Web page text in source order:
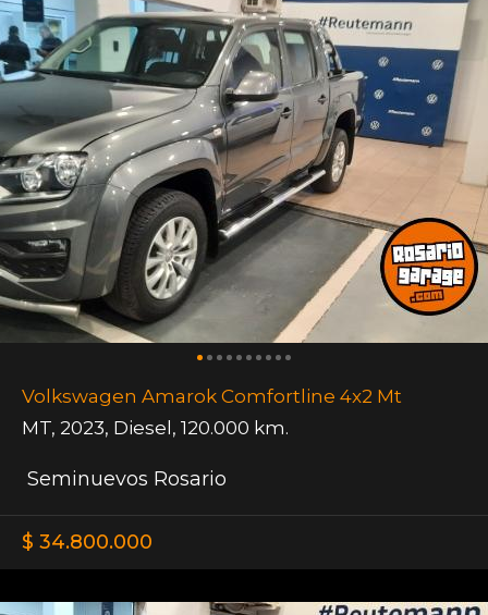
Volkswagen Amarok Comfortline 4x2 Mt
MT, 2023, Diesel, 120.000 km.
Seminuevos Rosario
$ 34.800.000